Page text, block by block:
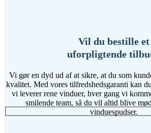
Vil du bestille et
uforpligtende
Vi gør en dyd ud af at sikre, at du som
kvalitet. Med vores tilfredshedsgaranti kan
vi leverer rene vinduer, hver gang vi
smilende team, så du vil altid blive
vinduespudser.